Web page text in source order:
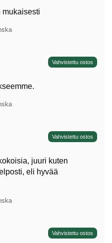
mukaisesti
Vahvistettu ostos
Vahvistettu ostos
juuri kuten
eli hyvää
Vahvistettu ostos